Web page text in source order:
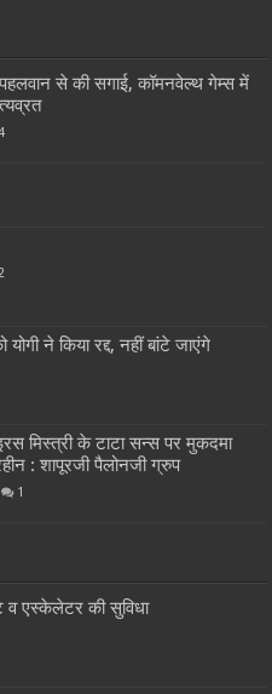
पहलवान से की सगाई, कॉमनवेल्थ गेम्स में
ने किया रद्द, नहीं बांटे जाएंगे
मिस्त्री के टाटा सन्स पर मुकदमा
: शापूरजी पैलोनजी ग्रुप
1
व एस्केलेटर की सुविधा